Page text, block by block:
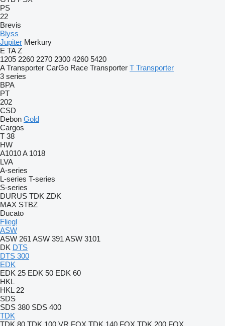
PS
22
Brevis
Blyss
Jupiter Merkury
E TA Z
1205 2260 2270 2300 4260 5420
A Transporter CarGo Race Transporter T Transporter
3 series
BPA
PT
202
CSD
Debon Gold
Cargos
T 38
HW
A1010A 1018
LVA
A-series
L-series T-series
S-series
DURUS TDK ZDK
MAX STBZ
Ducato
Fliegl
ASW
ASW 261 ASW 391 ASW 3101
DK DTS
DTS 300
EDK
EDK 25 EDK 50 EDK 60
HKL
HKL 22
SDS
SDS 380 SDS 400
TDK
TDK 80 TDK 100 VR FOX TDK 140 FOX TDK 200 FOX